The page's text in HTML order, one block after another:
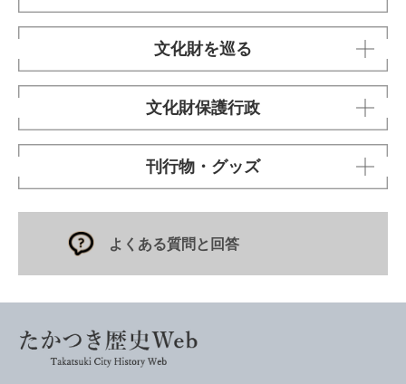
文化財を巡る
文化財保護行政
刊行物・グッズ
よくある質問と回答